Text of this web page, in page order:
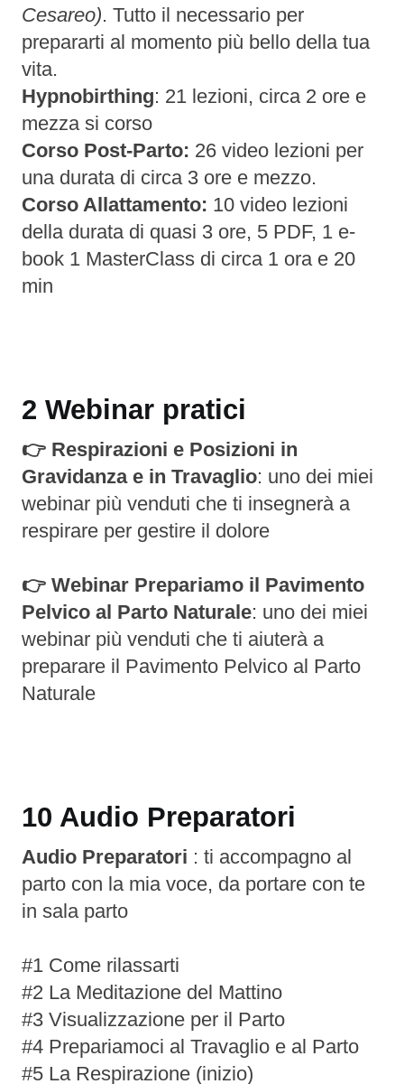
Cesareo). Tutto il necessario per
prepararti al momento più bello della tua
vita.
Hypnobirthing: 21 lezioni, circa 2 ore e
mezza si corso
Corso Post-Parto: 26 video lezioni per
una durata di circa 3 ore e mezzo.
Corso Allattamento: 10 video lezioni
della durata di quasi 3 ore, 5 PDF, 1 e-
book 1 MasterClass di circa 1 ora e 20
min
2 Webinar pratici
👉 Respirazioni e Posizioni in
Gravidanza e in Travaglio: uno dei miei
webinar più venduti che ti insegnerà a
respirare per gestire il dolore
👉 Webinar Prepariamo il Pavimento
Pelvico al Parto Naturale: uno dei miei
webinar più venduti che ti aiuterà a
preparare il Pavimento Pelvico al Parto
Naturale
10 Audio Preparatori
Audio Preparatori : ti accompagno al
parto con la mia voce, da portare con te
in sala parto
#1 Come rilassarti
#2 La Meditazione del Mattino
#3 Visualizzazione per il Parto
#4 Prepariamoci al Travaglio e al Parto
#5 La Respirazione (inizio)